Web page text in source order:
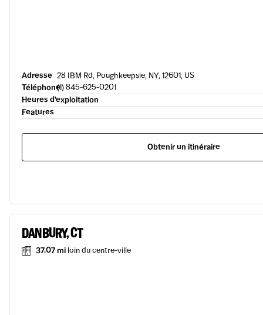
Adresse 28 IBM Rd, Poughkeepsie, NY, 12601, US
Téléphone(1) 845-625-0201
Heures d’exploitation
Features
Obtenir un itinéraire
DANBURY, CT
37.07 mi loin du centre-ville